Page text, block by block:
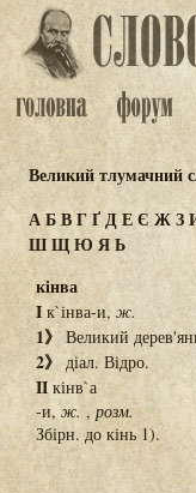
Великий тлумачний
АБВГҐДЕЄ ЖЗ
ШЩЮЯЬ
кінва
I к`інва-и, ж.
1》 Великий
2》 діал. Відро.
IIкінв`а
-и,ж. , розм.
Збірн. до кінь 1).